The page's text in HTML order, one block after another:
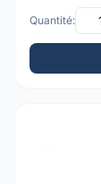
Quantité: